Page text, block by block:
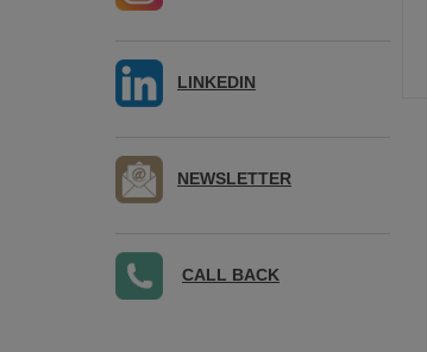
LINKEDIN
NEWSLETTER
CALL BACK